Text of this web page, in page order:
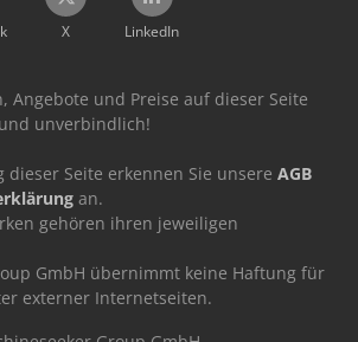
X LinkedIn
Angebote und Preise auf dieser Seite
unverbindlich!
Seite erkennen Sie unsere AGB
an.
gehören ihren jeweiligen
GmbH übernimmt keine Haftung für
externer Internetseiten.